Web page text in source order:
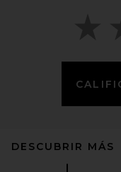
DESCUBRIR MÁS